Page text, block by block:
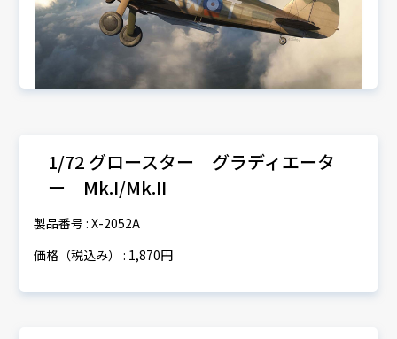
1/72 グロースター グラディエータ
ー Mk.I/Mk.II
製品番号 : X-2052A
価格（税込み） : 1,870円